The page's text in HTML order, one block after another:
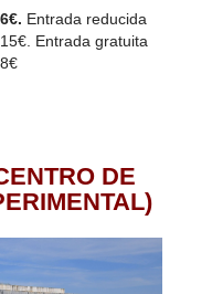
Entrada reducida
Entrada gratuita
DE